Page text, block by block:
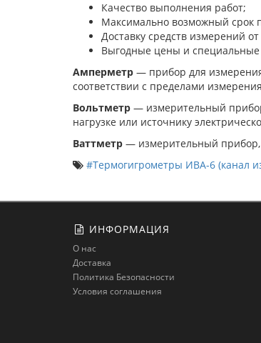
Качество выполнения работ;
Максимально возможный срок
Доставку средств измерений
Выгодные цены и специальные
Амперметр — прибор для
соответствии с пределами
Вольтметр — измерительный
нагрузке или источнику
Ваттметр — измерительный прибор,
#Термогигрометры ИВА-6 (канал
ИНФОРМАЦИЯ
О нас
Доставка
Политика Безопасности
Условия соглашения